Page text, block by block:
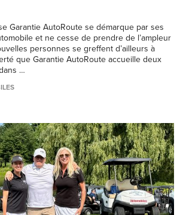
Garantie AutoRoute se démarque par ses
et ne cesse de prendre de l’ampleur
personnes se greffent d’ailleurs à
que Garantie AutoRoute accueille deux
…